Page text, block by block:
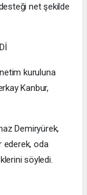
net şekilde
kuruluna
Kanbur,
Demiryürek,
ederek, oda
söyledi.